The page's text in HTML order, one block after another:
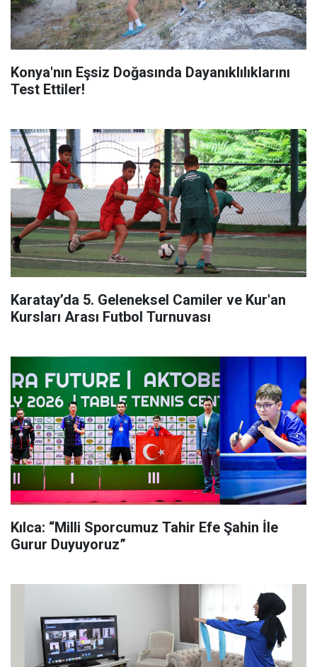
Konya'nın Eşsiz Doğasında Dayanıklılıklarını
Test Ettiler!
Karatay’da 5. Geleneksel Camiler ve Kur'an
Kursları Arası Futbol Turnuvası
Kılca: “Milli Sporcumuz Tahir Efe Şahin İle
Gurur Duyuyoruz”